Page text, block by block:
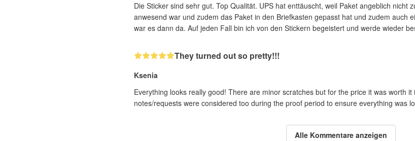
Die Sticker sind sehr gut. Top Qualität. UPS hat enttäuscht, weil Paket angeblich nicht
anwesend war und zudem das Paket in den Briefkasten gepasst hat und zudem auch
war es dann da. Auf jeden Fall bin ich von den Stickern begeistert und werde wieder
They turned out so pretty!!!
Ksenia
Everything looks really good! There are minor scratches but for the price it was worth
notes/requests were considered too during the proof period to ensure everything was
Alle Kommentare anzeigen